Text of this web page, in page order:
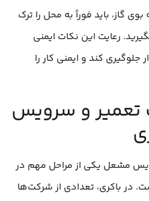
گاز، باید فوراً به محل را ترک
رعایت این نکات ایمنی
جلوگیری کند و ایمنی کار را
تعمیر و سرویس
مشعل یکی از مراحل مهم در
در باکری، تعدادی از شرکت‌ها